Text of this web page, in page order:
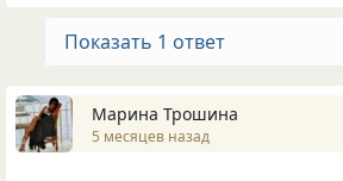
Показать 1 ответ
Марина Трошина
5 месяцев назад